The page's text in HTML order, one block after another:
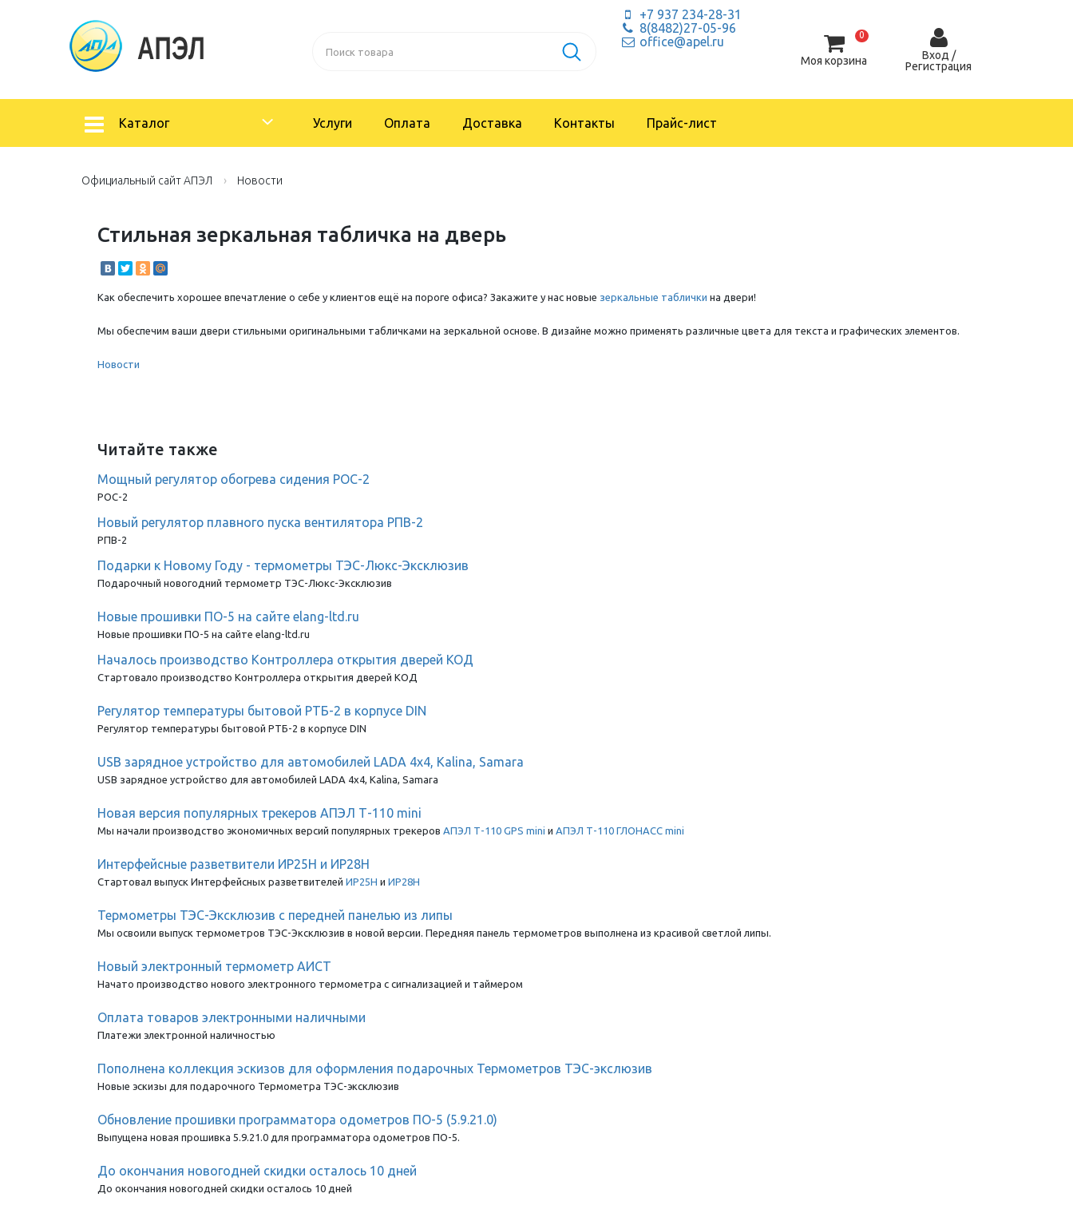
+7 937 234-28-31
8(8482)27-05-96
office@apel.ru
Моя корзина
0
Вход /
Регистрация
Каталог Услуги Оплата Доставка Контакты Прайс-лист
Официальный сайт АПЭЛ Новости
Стильная зеркальная табличка на дверь
Как обеспечить хорошее впечатление о себе у клиентов ещё на пороге офиса? Закажите у нас новые зеркальные таблички на двери!
Мы обеспечим ваши двери стильными оригинальными табличками на зеркальной основе. В дизайне можно применять различные цвета для текста и графических элементов.
Новости
Читайте также
Мощный регулятор обогрева сидения РОС-2
РОС-2
Новый регулятор плавного пуска вентилятора РПВ-2
РПВ-2
Подарки к Новому Году - термометры ТЭС-Люкс-Эксклюзив
Подарочный новогодний термометр ТЭС-Люкс-Эксклюзив
Новые прошивки ПО-5 на сайте elang-ltd.ru
Новые прошивки ПО-5 на сайте elang-ltd.ru
Началось производство Контроллера открытия дверей КОД
Стартовало производство Контроллера открытия дверей КОД
Регулятор температуры бытовой РТБ-2 в корпусе DIN
Регулятор температуры бытовой РТБ-2 в корпусе DIN
USB зарядное устройство для автомобилей LADA 4x4, Kalina, Samara
USB зарядное устройство для автомобилей LADA 4x4, Kalina, Samara
Новая версия популярных трекеров АПЭЛ Т-110 mini
Мы начали производство экономичных версий популярных трекеров АПЭЛ Т-110 GPS mini и АПЭЛ Т-110 ГЛОНАСС mini
Интерфейсные разветвители ИР25Н и ИР28Н
Стартовал выпуск Интерфейсных разветвителей ИР25Н и ИР28Н
Термометры ТЭС-Эксклюзив с передней панелью из липы
Мы освоили выпуск термометров ТЭС-Эксклюзив в новой версии. Передняя панель термометров выполнена из красивой светлой липы.
Новый электронный термометр АИСТ
Начато производство нового электронного термометра с сигнализацией и таймером
Оплата товаров электронными наличными
Платежи электронной наличностью
Пополнена коллекция эскизов для оформления подарочных Термометров ТЭС-экслюзив
Новые эскизы для подарочного Термометра ТЭС-эксклюзив
Обновление прошивки программатора одометров ПО-5 (5.9.21.0)
Выпущена новая прошивка 5.9.21.0 для программатора одометров ПО-5.
До окончания новогодней скидки осталось 10 дней
До окончания новогодней скидки осталось 10 дней